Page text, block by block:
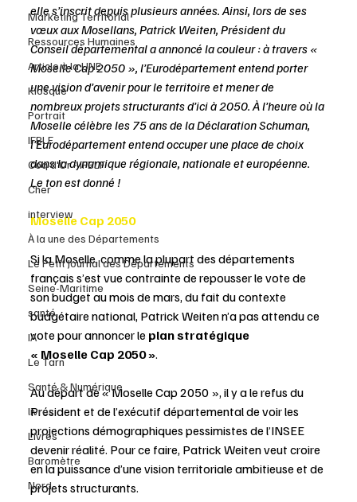
Marketing Territorial
Ressources Humaines
Article à la UNE
Kiosque
Portrait
IFBLF
Coq d'Or - IFBLF
Cher
interview
À la une des Départements
Le Petit Journal des Départements
Seine-Maritime
santé
IA
Le Tarn
Santé & Numérique
livres
Livres
Baromètre
Nord
elle s’inscrit depuis plusieurs années. Ainsi, lors de ses
vœux aux Mosellans, Patrick Weiten, Président du
Conseil départemental a annoncé la couleur : à travers «
Moselle Cap 2050 », l’Eurodépartement entend porter
une vision d’avenir pour le territoire et mener de
nombreux projets structurants d’ici à 2050. À l’heure où la
Moselle célèbre les 75 ans de la Déclaration Schuman,
l’Eurodépartement entend occuper une place de choix
dans la dynamique régionale, nationale et européenne.
Le ton est donné !
Moselle Cap 2050
Si la Moselle, comme la plupart des départements
français s’est vue contrainte de repousser le vote de
son budget au mois de mars, du fait du contexte
budgétaire national, Patrick Weiten n’a pas attendu ce
vote pour annoncer le plan stratégique
« Moselle Cap 2050 ».
Au départ de « Moselle Cap 2050 », il y a le refus du
Président et de l’exécutif départemental de voir les
projections démographiques pessimistes de l’INSEE
devenir réalité. Pour ce faire, Patrick Weiten veut croire
en la puissance d’une vision territoriale ambitieuse et de
projets structurants.